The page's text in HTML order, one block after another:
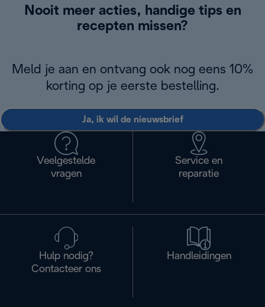
Nooit meer acties, handige tips en
recepten missen?
Meld je aan en ontvang ook nog eens 10%
korting op je eerste bestelling.
Ja, ik wil de nieuwsbrief
Veelgestelde
vragen
Service en
reparatie
Hulp nodig?
Contacteer ons
Handleidingen